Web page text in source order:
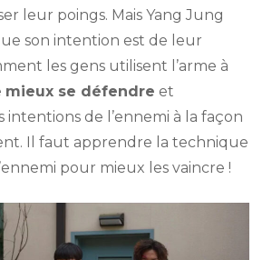
leur poings. Mais Yang Jung
son intention est de leur
les gens utilisent l’arme à
mieux se défendre et
de l’ennemi à la façon
Il faut apprendre la technique
pour mieux les vaincre !